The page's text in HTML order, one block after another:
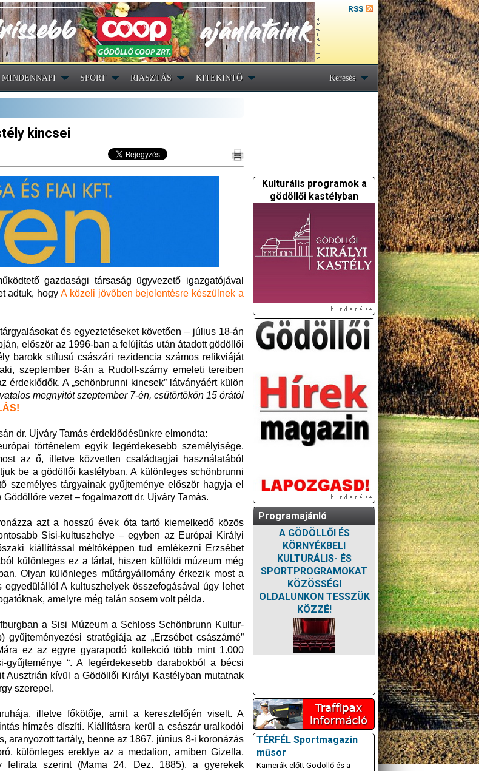
RSS
MINDENNAPI SPORT RIASZTÁS KITEKINTŐ Keresés
kincsei
gazdasági társaság ügyvezető igazgatójával
adtuk, hogy A közeli jövőben bejelentésre készülnek a
és egyeztetéseket követően – július 18-án
először az 1996-ban a felújítás után átadott gödöllői
barokk stílusú császári rezidencia számos relikviáját
szeptember 8-án a Rudolf-szárny emeleti tereiben
A „schönbrunni kincsek” látványáért külön
megnyitót szeptember 7-én, csütörtökön 15 órától
dr. Ujváry Tamás érdeklődésünkre elmondta:
történelem egyik legérdekesebb személyisége.
az ő, illetve közvetlen családtagjai használatából
be a gödöllői kastélyban. A különleges schönbrunni
személyes tárgyainak gyűjteménye először hagyja el
vezet – fogalmazott dr. Ujváry Tamás.
azt a hosszú évek óta tartó kiemelkedő közös
Sisi-kultuszhelye – egyben az Európai Királyi
kiállítással méltóképpen tud emlékezni Erzsébet
különleges ez a tárlat, hiszen külföldi múzeum még
Olyan különleges műtárgyállomány érkezik most a
A kultuszhelyek összefogásával úgy lehet
amelyre még talán sosem volt példa.
a Sisi Múzeum a Schloss Schönbrunn Kultur-
stratégiája az „Erzsébet császárné”
ez az egyre gyarapodó kollekció több mint 1.000
“. A legérdekesebb darabokból a bécsi
Ausztrián kívül a Gödöllői Királyi Kastélyban mutatnak
szerepel.
illetve főkötője, amit a keresztelőjén viselt. A
hímzés díszíti. Kiállításra kerül a császár uralkodói
aranyozott tartály, benne az 1867. június 8-i koronázás
különleges ereklye az a medalion, amiben Gizella,
felirata szerint (Mama 24. Dez. 1885), a gyerekek
Kulturális programok a
gödöllői kastélyban
Programajánló
A GÖDÖLLŐI ÉS
KÖRNYÉKBELI
KULTURÁLIS- ÉS
SPORTPROGRAMOKAT
KÖZÖSSÉGI
OLDALUNKON TESSZÜK
KÖZZÉ!
TÉRFÉL Sportmagazin
műsor
Kamerák előtt Gödöllő és a